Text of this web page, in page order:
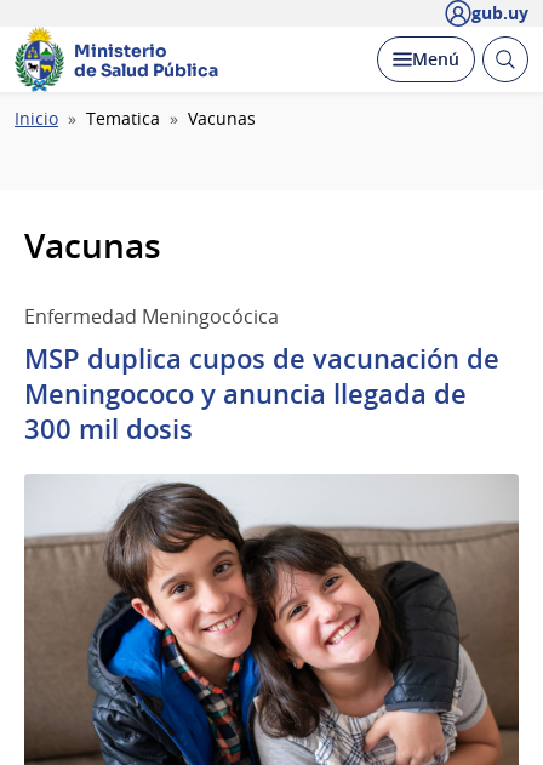
gub.uy
Ministerio
de Salud Pública
Desplegar
Menú Abrir
Ruta
Inicio Tematica Vacunas
Vacunas
Enfermedad Meningocócica
MSP duplica cupos de vacunación de
Meningococo y anuncia llegada de
300 mil dosis